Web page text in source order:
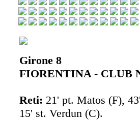
Girone 8
FIORENTINA - CLUB
Reti: 21' pt. Matos (F),
15' st. Verdun (C).